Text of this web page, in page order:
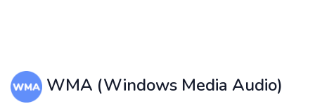
WMA (Windows Media Audio)